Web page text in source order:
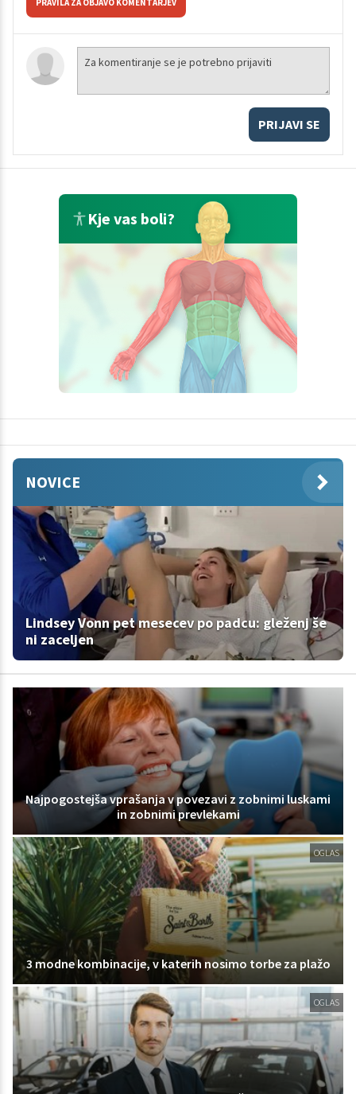
PRAVILA ZA OBJAVO KOMENTARJEV
PRIJAVI SE
Kje vas boli?
NOVICE
Lindsey Vonn pet mesecev po padcu: gleženj še
ni zaceljen
Najpogostejša vprašanja v povezavi z zobnimi luskami
in zobnimi prevlekami
OGLAS
3 modne kombinacije, v katerih nosimo torbe za plažo
OGLAS